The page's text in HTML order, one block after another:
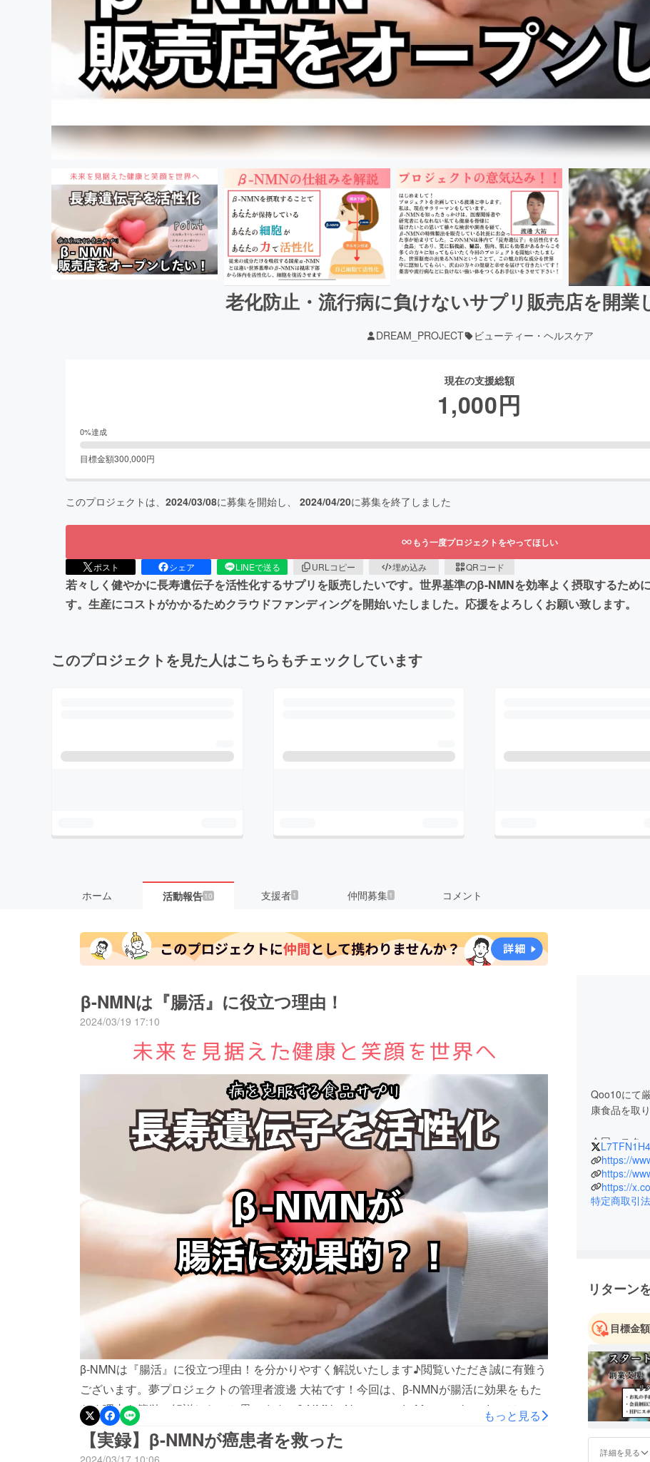
老化防止・流行病に負けないサプリ販売店を開業
DREAM_PROJECT ビューティー・ヘルスケア
現在の支援総額
1,000円
0%達成
目標金額300,000円
このプロジェクトは、 2024/03/08に募集を開始し、 2024/04/20に募集を終了しました
もう一度プロジェクトをやってほしい
ポスト シェア LINEで送る URLコピー 埋め込み QRコード
若々しく健やかに長寿遺伝子を活性化するサプリを販売したいです。世界基準のβ-NMNを効率よく摂取するため
す。生産にコストがかかるためクラウドファンディングを開始いたしました。応援をよろしくお願い致します。
このプロジェクトを見た人はこちらもチェックしています
ホーム 活動報告 10 支援者 1 仲間募集 1 コメント
β-NMNは『腸活』に役立つ理由！
2024/03/19 17:10
β-NMNは『腸活』に役立つ理由！を分かりやすく解説いたします♪閲覧いただき誠に有難う
ございます。夢プロジェクトの管理者渡邊 大祐です！今回は、β-NMNが腸活に効果をもた
らす理由を簡単に解説したいと思います。β-NMN（Nicotinamide Mononucleotide）は、ニ
コチンアミドモノヌクレオチドとも呼ばれ、ニコチンアミドアデニンジヌクレオチド
（NAD+）の前駆体である物質です。NAD+は細胞内で重要な役割を果たしており、エネル
もっと見る
【実録】β-NMNが癌患者を救った
Qoo10にて
康食品を取
今回、スタ
ファンディ
夢は世界販
ご支援者様
を目指し、
特定商取引
リターン
目標金
詳細を見る